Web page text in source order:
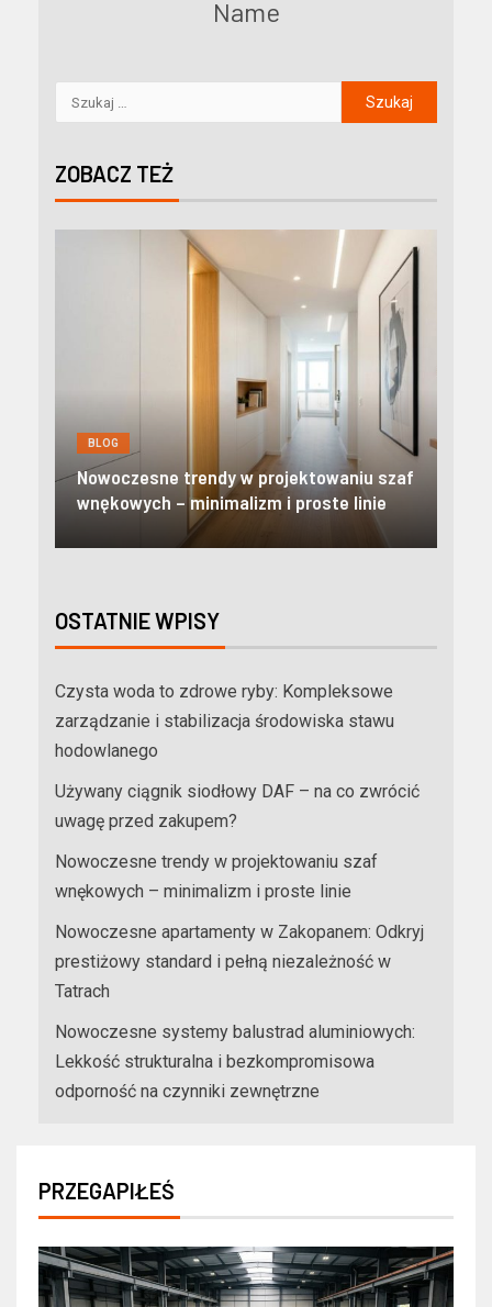
Name
ZOBACZ TEŻ
szaf
Nowoczesne apartamenty w Zakopanem:
Odkryj prestiżowy standard i pełną
niezależność w Tatrach
OSTATNIE WPISY
Czysta woda to zdrowe ryby: Kompleksowe
zarządzanie i stabilizacja środowiska stawu
hodowlanego
Używany ciągnik siodłowy DAF – na co zwrócić
uwagę przed zakupem?
Nowoczesne trendy w projektowaniu szaf
wnękowych – minimalizm i proste linie
Nowoczesne apartamenty w Zakopanem: Odkryj
prestiżowy standard i pełną niezależność w
Tatrach
Nowoczesne systemy balustrad aluminiowych:
Lekkość strukturalna i bezkompromisowa
odporność na czynniki zewnętrzne
PRZEGAPIŁEŚ